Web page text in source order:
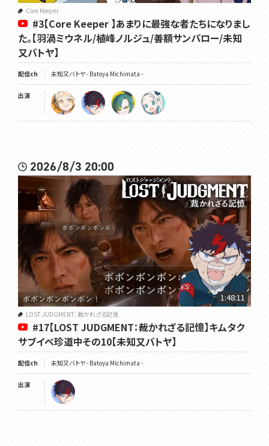
Core Keeper
#3【Core Keeper 】あまりに最強な者たちになりまし
た。【羽渦ミウネル/植峰ノルジュ/善額サンパロー/未知
又バトヤ】
配信ch 未知又バトヤ - Batoya Michimata -
出演
2026/8/3 20:00
1:48:11
LOST JUDGMENT：裁かれざる記憶
#17【LOST JUDGMENT：裁かれざる記憶】キムタク
サブイベ珍道中その10【未知又バトヤ】
配信ch 未知又バトヤ - Batoya Michimata -
出演